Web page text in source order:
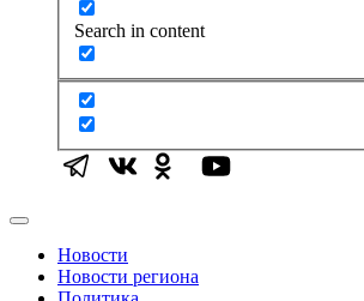
Search in content
Новости
Новости региона